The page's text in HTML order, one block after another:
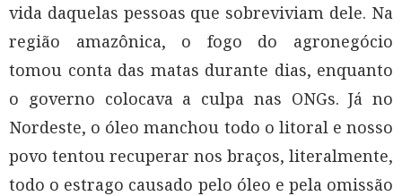
vida daquelas pessoas que sobreviviam dele. Na
região amazônica, o fogo do agronegócio
tomou conta das matas durante dias, enquanto
o governo colocava a culpa nas ONGs. Já no
Nordeste, o óleo manchou todo o litoral e nosso
povo tentou recuperar nos braços, literalmente,
todo o estrago causado pelo óleo e pela omissão